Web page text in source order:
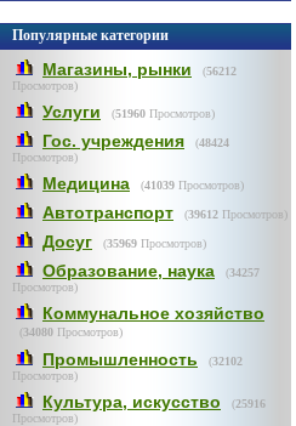
Популярные категории
Магазины, рынки (56212
Просмотров)
Услуги (51960 Просмотров)
Гос. учреждения (48424
Просмотров)
Медицина (41039 Просмотров)
Автотранспорт (39612 Просмотров)
Досуг (35969 Просмотров)
Образование, наука (34257
Просмотров)
Коммунальное хозяйство
(34080 Просмотров)
Промышленность (32102
Просмотров)
Культура, искусство (25916
Просмотров)